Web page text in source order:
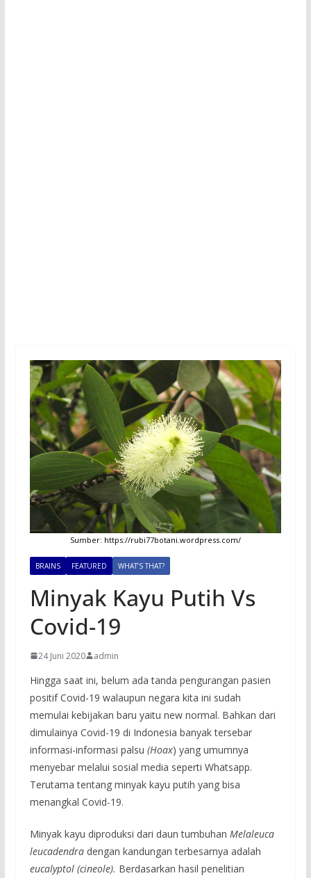
Sumber: https://rubi77botani.wordpress.com/
BRAINS FEATURED WHAT’S THAT?
Minyak Kayu Putih Vs
Covid-19
24 Juni 2020 admin
Hingga saat ini, belum ada tanda pengurangan pasien
positif Covid-19 walaupun negara kita ini sudah
memulai kebijakan baru yaitu new normal. Bahkan dari
dimulainya Covid-19 di Indonesia banyak tersebar
informasi-informasi palsu (Hoax) yang umumnya
menyebar melalui sosial media seperti Whatsapp.
Terutama tentang minyak kayu putih yang bisa
menangkal Covid-19.
Minyak kayu diproduksi dari daun tumbuhan Melaleuca
leucadendra dengan kandungan terbesarnya adalah
eucalyptol (cineole). Berdasarkan hasil penelitian